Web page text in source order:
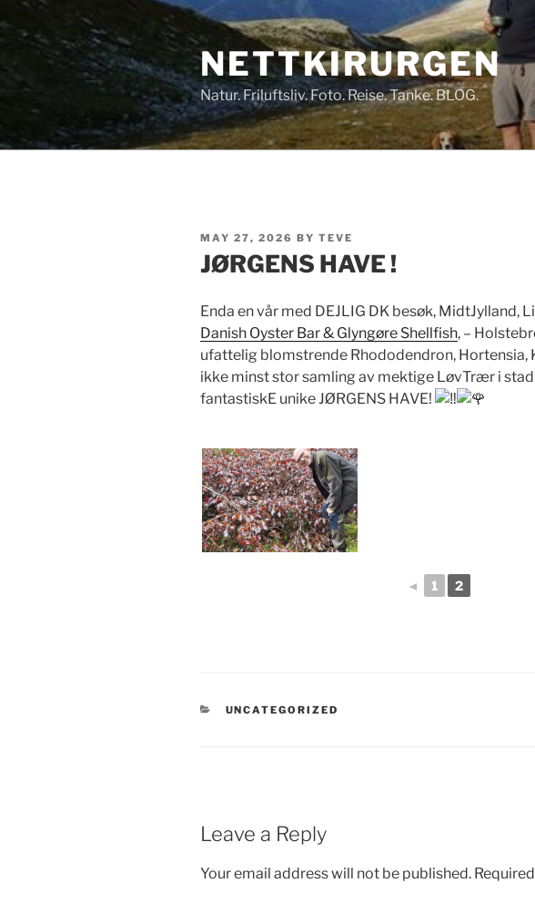
Skip
to
content
NETTKIRURGEN
Natur. Friluftsliv. Foto. Reise. Tanke. BLOG.
POSTED
ON
MAY 27, 2026 BY TEVE
JØRGENS HAVE !
Enda en vår med DEJLIG DK besøk, MidtJylland,
Danish Oyster Bar & Glyngøre Shellfish, –
ufattelig blomstrende Rhododendron, Hortensia,
ikke minst stor samling av mektige LøvTrær i
fantastiskE unike JØRGENS HAVE!
◄ 1 2
CATEGORIES
UNCATEGORIZED
Leave a Reply
Your email address will not be published.